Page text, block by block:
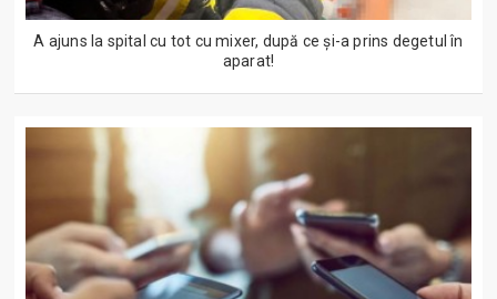
A ajuns la spital cu tot cu mixer, după ce și-a prins degetul în
aparat!